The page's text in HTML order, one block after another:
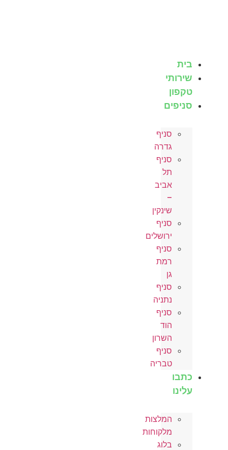
בית
שירותי
טקפון
סניפים
סניף
גדרה
סניף
תל
אביב
–
שינקין
סניף
ירושלים
סניף
רמת
גן
סניף
נתניה
סניף
הוד
השרון
סניף
טבריה
כתבו
עלינו
המלצות
מלקוחות
בלוג